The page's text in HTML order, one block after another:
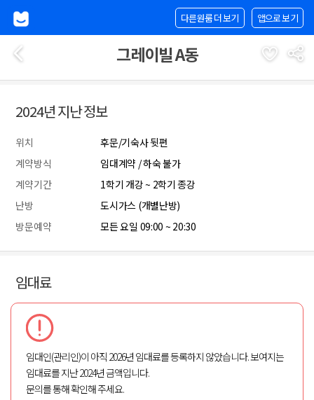
앱으로 보기
다른원룸 더 보기
그레이빌 A동
2024년 지난 정보
위치
후문/기숙사 뒷편
계약방식
임대계약 / 하숙 불가
계약기간
1학기 개강 ~ 2학기 종강
난방
도시가스 (개별난방)
방문예약
모든 요일 09:00 ~ 20:30
임대료
임대인(관리인)이 아직 2026년 임대료를 등록하지 않았습니다. 보여지는
임대료를 지난 2024년 금액입니다.
문의를 통해 확인해 주세요.